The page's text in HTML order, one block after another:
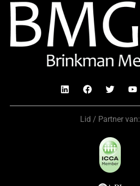
Lid / Partner van: